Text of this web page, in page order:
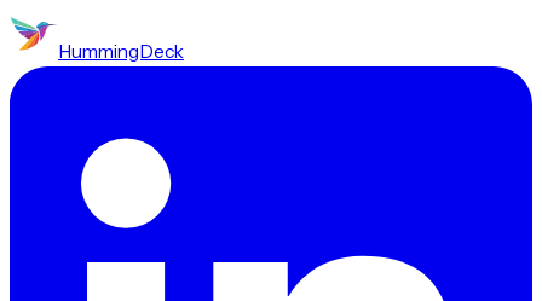
HummingDeck